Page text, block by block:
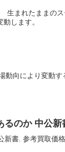
まれたままのス
します。
動向により変動
るのか 中公新
書. 参考買取価